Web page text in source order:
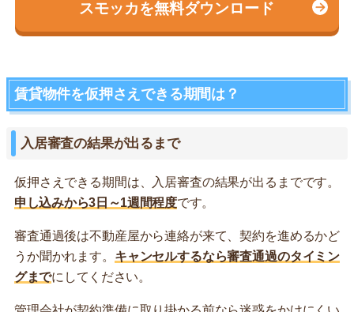
スモッカを無料ダウンロード
賃貸物件を仮押さえできる期間は？
入居審査の結果が出るまで
仮押さえできる期間は、入居審査の結果が出るまでです。
申し込みから3日～1週間程度です。
審査通過後は不動産屋から連絡が来て、契約を進めるかど
うか聞かれます。 キャンセルするなら審査通過のタイミン
グまでにしてください。